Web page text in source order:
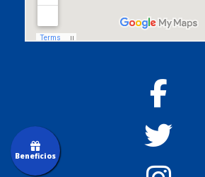
Beneficios